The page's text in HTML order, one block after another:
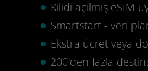
Kilidi açılmış eSIM
Smartstart - veri
Ekstra ücret veya
200'den fazla